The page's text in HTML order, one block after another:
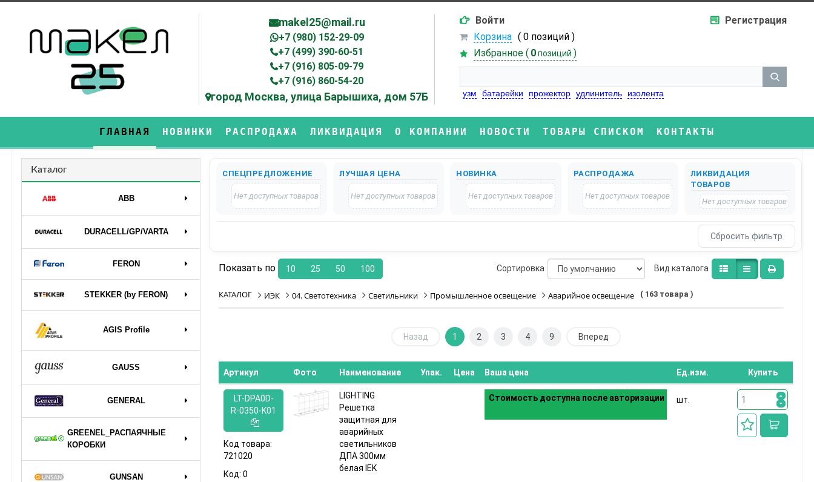
makel25@mail.ru
+7 (980) 152-29-09
+7 (499) 390-60-51
+7 (916) 805-09-79
+7 (916) 860-54-20
город Москва, улица Барышиха, дом 57Б
Войти
Регистрация
Корзина ( 0 позиций )
Избранное ( 0 позиций )
узм батарейки прожектор удлинитель изолента
ГЛАВНАЯ НОВИНКИ РАСПРОДАЖА ЛИКВИДАЦИЯ О КОМПАНИИ НОВОСТИ ТОВАРЫ СПИСКОМ КОНТАКТЫ
Каталог
ABB
DURAСELL/GP/VARTA
FERON
STEKKER (by FERON)
AGIS Profile
GAUSS
GENERAL
GREENEL_РАСПАЯЧНЫЕ
КОРОБКИ
GUNSAN
СПЕЦПРЕДЛОЖЕНИЕ
Нет доступных товаров
ЛУЧШАЯ ЦЕНА
Нет доступных товаров
НОВИНКА
Нет доступных товаров
РАСПРОДАЖА
Нет доступных товаров
ЛИКВИДАЦИЯ
ТОВАРОВ
Нет доступных товаров
Показать по 10 25 50 100 Bид каталога
Сортировка
КАТАЛОГ ИЭК 04. Светотехника Светильники Промышленное освещение Аварийное освещение ( 163 товара )
Назад 1 2 3 4 9 Вперед
Артикул Фото Наименование Упак. Цена Ваша цена Ед.изм. Купить
LT-DPA0D-
R-0350-K01
Код товара:
721020
Код: 0
LIGHTING
Решетка
защитная для
аварийных
светильников
ДПА 300мм
белая IEK
Стоимость доступна после авторизации шт.